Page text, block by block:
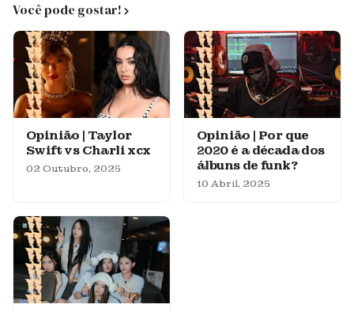
Você pode gostar!
Opinião | Taylor
Swift vs Charli xcx
02 Outubro, 2025
Opinião | Por que
2020 é a década dos
álbuns de funk?
10 Abril, 2025